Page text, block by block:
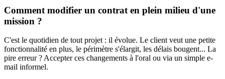
Comment modifier un contrat en plein milieu d'une
mission ?
C'est le quotidien de tout projet : il évolue. Le client veut une petite
fonctionnalité en plus, le périmètre s'élargit, les délais bougent... La
pire erreur ? Accepter ces changements à l'oral ou via un simple e-
mail informel.